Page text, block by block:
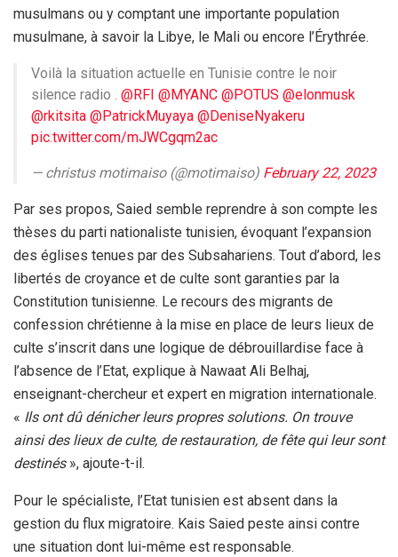
musulmans ou y comptant une importante population
musulmane, à savoir la Libye, le Mali ou encore l’Érythrée.
Voilà la situation actuelle en Tunisie contre le noir
silence radio . @RFI @MYANC @POTUS @elonmusk
@rkitsita @PatrickMuyaya @DeniseNyakeru
pic.twitter.com/mJWCgqm2ac
— christus motimaiso (@motimaiso) February 22, 2023
Par ses propos, Saied semble reprendre à son compte les
thèses du parti nationaliste tunisien, évoquant l’expansion
des églises tenues par des Subsahariens. Tout d’abord, les
libertés de croyance et de culte sont garanties par la
Constitution tunisienne. Le recours des migrants de
confession chrétienne à la mise en place de leurs lieux de
culte s’inscrit dans une logique de débrouillardise face à
l’absence de l’Etat, explique à Nawaat Ali Belhaj,
enseignant-chercheur et expert en migration internationale.
« Ils ont dû dénicher leurs propres solutions. On trouve
ainsi des lieux de culte, de restauration, de fête qui leur sont
destinés», ajoute-t-il.
Pour le spécialiste, l’Etat tunisien est absent dans la
gestion du flux migratoire. Kais Saied peste ainsi contre
une situation dont lui-même est responsable.